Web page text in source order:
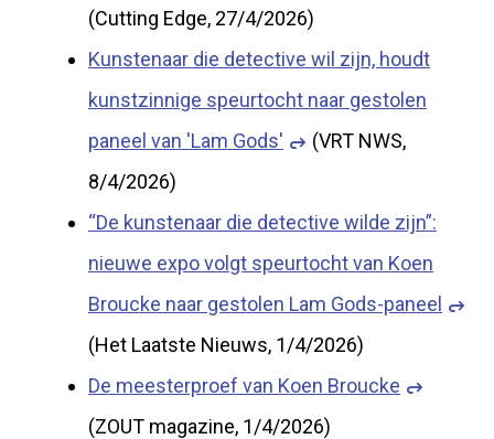
(Cutting Edge, 27/4/2026)
Kunstenaar die detective wil zijn, houdt
kunstzinnige speurtocht naar gestolen
paneel van 'Lam Gods'
(VRT NWS,
8/4/2026)
“De kunstenaar die detective wilde zijn”:
nieuwe expo volgt speurtocht van Koen
Broucke naar gestolen Lam Gods-paneel
(Het Laatste Nieuws, 1/4/2026)
De meesterproef van Koen Broucke
(ZOUT magazine, 1/4/2026)